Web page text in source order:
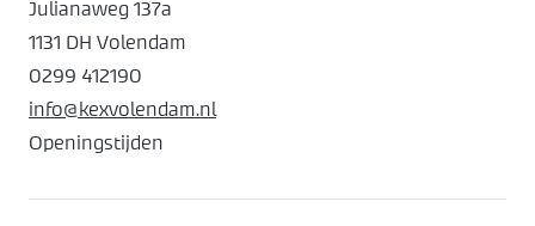
Julianaweg 137a
1131 DH Volendam
0299 412190
info@kexvolendam.nl
Openingstijden